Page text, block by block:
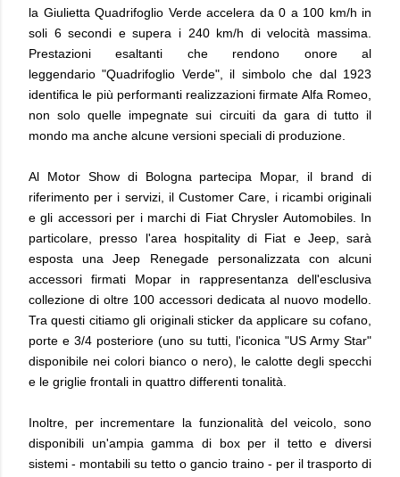
la Giulietta Quadrifoglio Verde accelera da 0 a 100 km/h in
soli 6 secondi e supera i 240 km/h di velocità massima.
Prestazioni esaltanti che rendono onore al
leggendario "Quadrifoglio Verde", il simbolo che dal 1923
identifica le più performanti realizzazioni firmate Alfa Romeo,
non solo quelle impegnate sui circuiti da gara di tutto il
mondo ma anche alcune versioni speciali di produzione.
Al Motor Show di Bologna partecipa Mopar, il brand di
riferimento per i servizi, il Customer Care, i ricambi originali
e gli accessori per i marchi di Fiat Chrysler Automobiles. In
particolare, presso l'area hospitality di Fiat e Jeep, sarà
esposta una Jeep Renegade personalizzata con alcuni
accessori firmati Mopar in rappresentanza dell'esclusiva
collezione di oltre 100 accessori dedicata al nuovo modello.
Tra questi citiamo gli originali sticker da applicare su cofano,
porte e 3/4 posteriore (uno su tutti, l'iconica "US Army Star"
disponibile nei colori bianco o nero), le calotte degli specchi
e le griglie frontali in quattro differenti tonalità.
Inoltre, per incrementare la funzionalità del veicolo, sono
disponibili un'ampia gamma di box per il tetto e diversi
sistemi - montabili su tetto o gancio traino - per il trasporto di